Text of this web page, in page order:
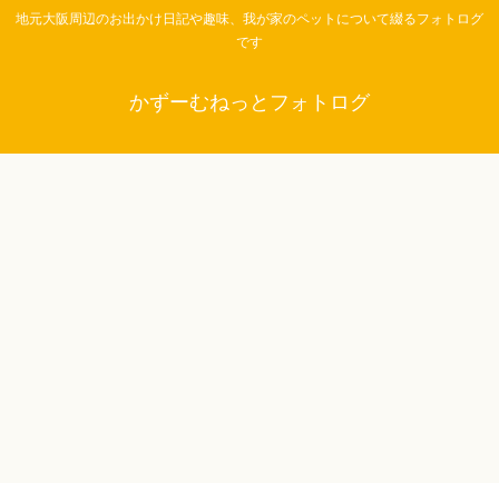
地元大阪周辺のお出かけ日記や趣味、我が家のペットについて綴るフォトログ
です
かずーむねっとフォトログ